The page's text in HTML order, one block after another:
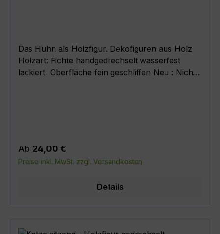
Das Huhn als Holzfigur. Dekofiguren aus Holz
Holzart: Fichte handgedrechselt wasserfest
lackiert Oberfläche fein geschliffen Neu : Nicht
Regulärer Preis:
Ab 24,00 €
Preise inkl. MwSt. zzgl. Versandkosten
Details